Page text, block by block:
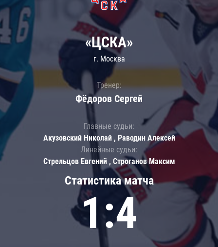
Статистика матча
1:4
«ЦСКА»
г. Москва
Тренер:
Фёдоров Сергей
Главные судьи:
Акузовский Николай , Раводин Алексей
Линейные судьи:
Стрельцов Евгений , Строганов Максим